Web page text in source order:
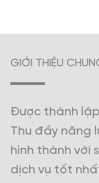
GIỚI THIỆU
Được thành
Thu đầy năng
hình thành với
dịch vụ tốt